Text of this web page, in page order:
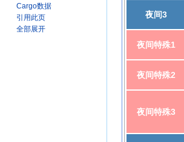
夜间3
夜间特殊1
夜间特殊2
夜间特殊3
Cargo数据
引用此页
全部展开